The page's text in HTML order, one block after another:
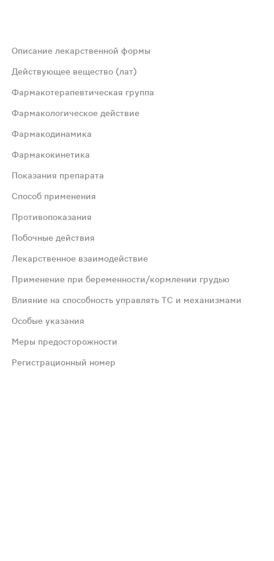
3-гидрокси-3-метилглутарил кофермент А в
через 5 часов после приема внутрь.
гиперхолестеринемию) или
или любому из компонен­тов
Описание лекарственной формы
Действующее вещество (лат)
Фармакотерапевтическая группа
Фармакологическое действие
Фармакодинамика
Фармакокинетика
Показания препарата
Способ применения
Противопоказания
Побочные действия
Лекарственное взаимодействие
Применение при беременности/кормлении грудью
Влияние на способность управлять ТС и механизмами
Особые указания
Меры предосторожности
Регистрационный номер